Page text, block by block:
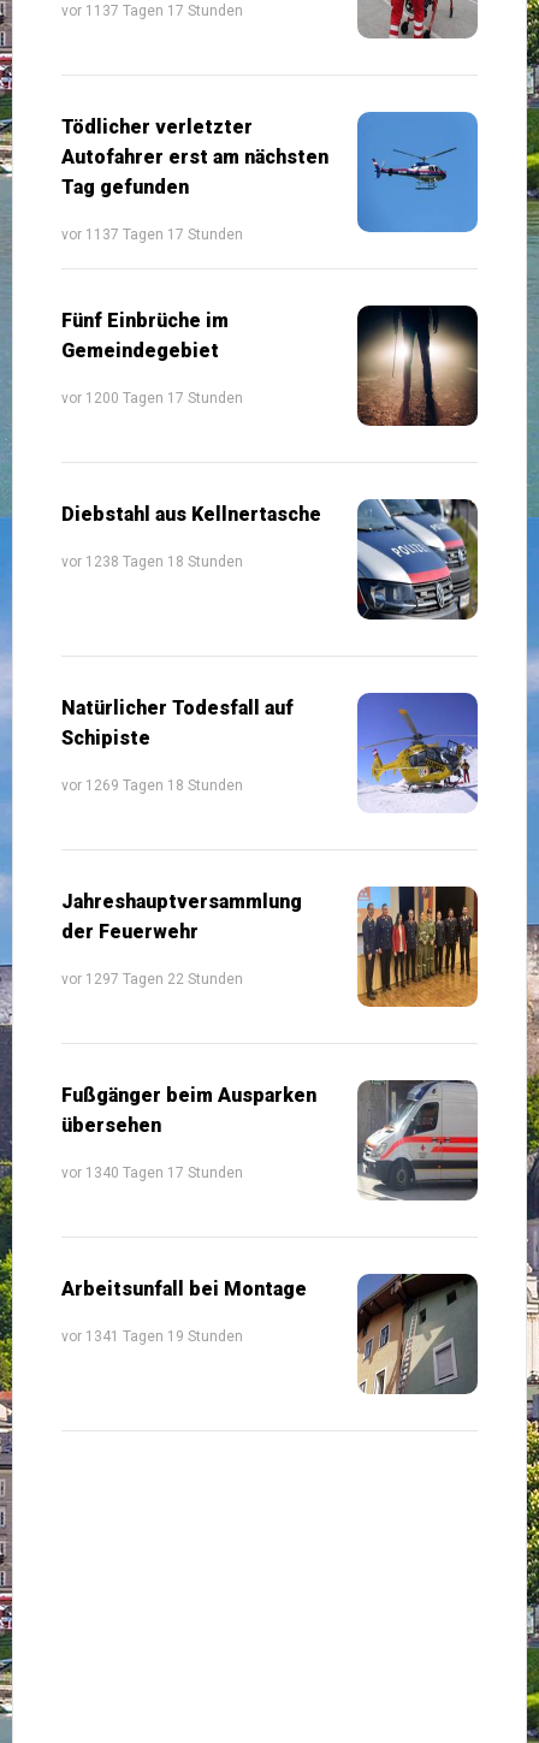
vor 1137 Tagen 17 Stunden
Tödlicher verletzter
Autofahrer erst am nächsten
Tag gefunden
vor 1137 Tagen 17 Stunden
Fünf Einbrüche im
Gemeindegebiet
vor 1200 Tagen 17 Stunden
Diebstahl aus Kellnertasche
vor 1238 Tagen 18 Stunden
Natürlicher Todesfall auf
Schipiste
vor 1269 Tagen 18 Stunden
Jahreshauptversammlung
der Feuerwehr
vor 1297 Tagen 22 Stunden
Fußgänger beim Ausparken
übersehen
vor 1340 Tagen 17 Stunden
Arbeitsunfall bei Montage
vor 1341 Tagen 19 Stunden